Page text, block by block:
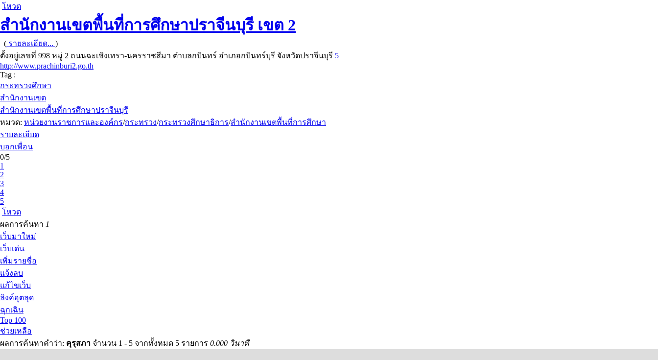
โหวต
สำนักงานเขตพื้นที่การศึกษาปราจีนบุรี เขต 2
( รายละเอียด... )
ตั้งอยู่เลขที่ 998 หมู่ 2 ถนนฉะเชิงเทรา-นครราชสีมา ตำบลกบินทร์ อำเภอกบินทร์บุรี จังหวัดปราจีนบุรี 5
http://www.prachinburi2.go.th
Tag :
กระทรวงศึกษา
สำนักงานเขต
สำนักงานเขตพื้นที่การศึกษาปราจีนบุรี
หมวด: หน่วยงานราชการและองค์กร/กระทรวง/กระทรวงศึกษาธิการ/สำนักงานเขตพื้นที่การศึกษา
รายละเอียด
บอกเพื่อน
0/5
1
2
3
4
5
โหวต
ผลการค้นหา 1
เว็บมาใหม่
เว็บเด่น
เพิ่มรายชื่อ
แจ้งลบ
แก้ไขเว็บ
ลิงค์อุตลุด
ฉุกเฉิน
Top 100
ช่วยเหลือ
ผลการค้นหาคำว่า: คุรุสภา จำนวน 1 - 5 จากทั้งหมด 5 รายการ 0.000 วินาที